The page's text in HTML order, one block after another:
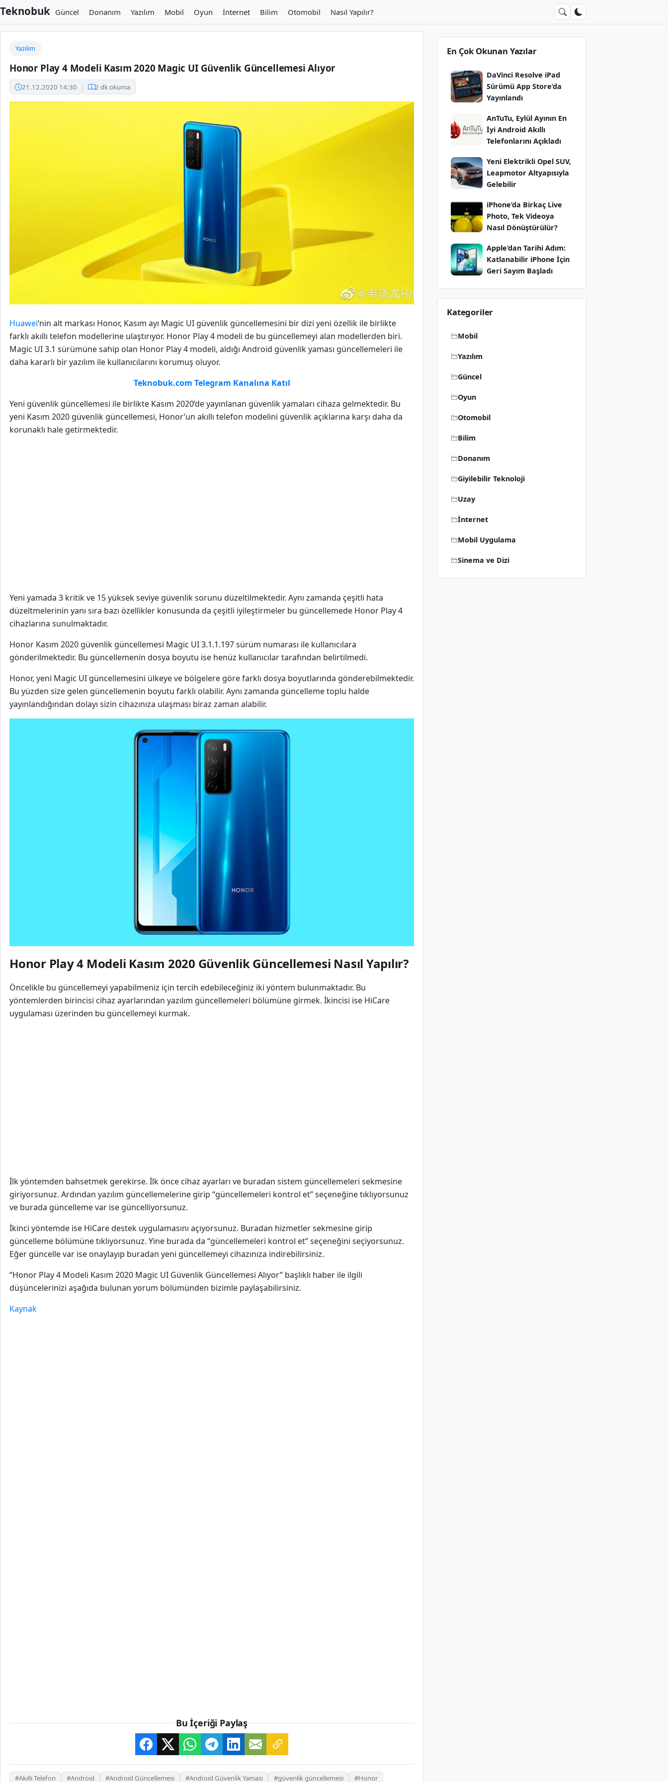
Teknobuk Güncel Donanım Yazılım Mobil Oyun İnternet Bilim Otomobil Nasıl Yapılır?
Yazılım
Honor Play 4 Modeli Kasım 2020 Magic UI Güvenlik Güncellemesi Alıyor
21.12.2020 14:30 2 dk okuma
Huawei‘nin alt markası Honor, Kasım ayı Magic UI güvenlik güncellemesini bir dizi yeni özellik ile birlikte
farklı akıllı telefon modellerine ulaştırıyor. Honor Play 4 modeli de bu güncellemeyi alan modellerden biri.
Magic UI 3.1 sürümüne sahip olan Honor Play 4 modeli, aldığı Android güvenlik yaması güncellemeleri ile
daha kararlı bir yazılım ile kullanıcılarını korumuş oluyor.
Teknobuk.com Telegram Kanalına Katıl
Yeni güvenlik güncellemesi ile birlikte Kasım 2020’de yayınlanan güvenlik yamaları cihaza gelmektedir. Bu
yeni Kasım 2020 güvenlik güncellemesi, Honor’un akıllı telefon modelini güvenlik açıklarına karşı daha da
korunaklı hale getirmektedir.
Yeni yamada 3 kritik ve 15 yüksek seviye güvenlik sorunu düzeltilmektedir. Aynı zamanda çeşitli hata
düzeltmelerinin yanı sıra bazı özellikler konusunda da çeşitli iyileştirmeler bu güncellemede Honor Play 4
cihazlarına sunulmaktadır.
Honor Kasım 2020 güvenlik güncellemesi Magic UI 3.1.1.197 sürüm numarası ile kullanıcılara
gönderilmektedir. Bu güncellemenin dosya boyutu ise henüz kullanıcılar tarafından belirtilmedi.
Honor, yeni Magic UI güncellemesini ülkeye ve bölgelere göre farklı dosya boyutlarında gönderebilmektedir.
Bu yüzden size gelen güncellemenin boyutu farklı olabilir. Aynı zamanda güncelleme toplu halde
yayınlandığından dolayı sizin cihazınıza ulaşması biraz zaman alabilir.
Honor Play 4 Modeli Kasım 2020 Güvenlik Güncellemesi Nasıl Yapılır?
Öncelikle bu güncellemeyi yapabilmeniz için tercih edebileceğiniz iki yöntem bulunmaktadır. Bu
yöntemlerden birincisi cihaz ayarlarından yazılım güncellemeleri bölümüne girmek. İkincisi ise HiCare
uygulaması üzerinden bu güncellemeyi kurmak.
İlk yöntemden bahsetmek gerekirse. İlk önce cihaz ayarları ve buradan sistem güncellemeleri sekmesine
giriyorsunuz. Ardından yazılım güncellemelerine girip “güncellemeleri kontrol et” seçeneğine tıklıyorsunuz
ve burada güncelleme var ise güncelliyorsunuz.
İkinci yöntemde ise HiCare destek uygulamasını açıyorsunuz. Buradan hizmetler sekmesine girip
güncelleme bölümüne tıklıyorsunuz. Yine burada da “güncellemeleri kontrol et” seçeneğini seçiyorsunuz.
Eğer güncelle var ise onaylayıp buradan yeni güncellemeyi cihazınıza indirebilirsiniz.
“Honor Play 4 Modeli Kasım 2020 Magic UI Güvenlik Güncellemesi Alıyor” başlıklı haber ile ilgili
düşüncelerinizi aşağıda bulunan yorum bölümünden bizimle paylaşabilirsiniz.
Kaynak
Bu İçeriği Paylaş
#Akıllı Telefon #Android #Android Güncellemesi #Android Güvenlik Yaması #güvenlik güncellemesi #Honor
En Çok Okunan Yazılar
DaVinci Resolve iPad
Sürümü App Store’da
Yayınlandı
AnTuTu, Eylül Ayının En
İyi Android Akıllı
Telefonlarını Açıkladı
Yeni Elektrikli Opel SUV,
Leapmotor Altyapısıyla
Gelebilir
iPhone’da Birkaç Live
Photo, Tek Videoya
Nasıl Dönüştürülür?
Apple’dan Tarihi Adım:
Katlanabilir iPhone İçin
Geri Sayım Başladı
Kategoriler
Mobil
Yazılım
Güncel
Oyun
Otomobil
Bilim
Donanım
Giyilebilir Teknoloji
Uzay
İnternet
Mobil Uygulama
Sinema ve Dizi